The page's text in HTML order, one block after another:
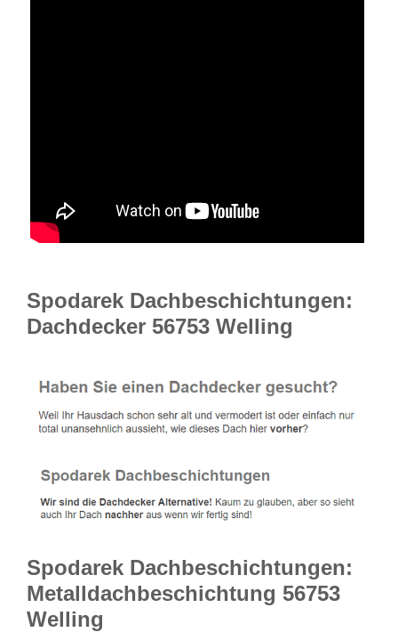
Spodarek Dachbeschichtungen:
Dachdecker 56753 Welling
Spodarek Dachbeschichtungen:
Metalldachbeschichtung 56753
Welling